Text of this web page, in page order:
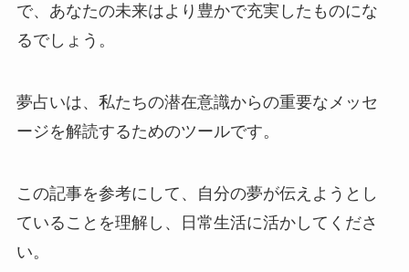
で、あなたの未来はより豊かで充実したものにな
るでしょう。
夢占いは、私たちの潜在意識からの重要なメッセ
ージを解読するためのツールです。
この記事を参考にして、自分の夢が伝えようとし
ていることを理解し、日常生活に活かしてくださ
い。